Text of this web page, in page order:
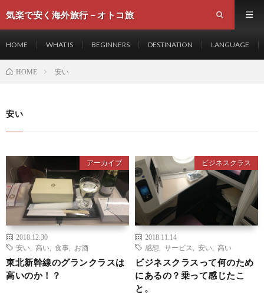
気楽で安く海外旅行－オトコ旅
HOME WHAT IS BEGINNERS DESTINATION LANGUAGE
HOME 安い
安い
アーカイブ
2018.12.30
安い
高い 食事 お酒
東北新幹線のグランクラスは
高いのか！？
ビジネスクラス
2018.11.14
感想
サービス 安い 高い
ビジネスクラスって何のため
にあるの？乗って感じたこ
と。